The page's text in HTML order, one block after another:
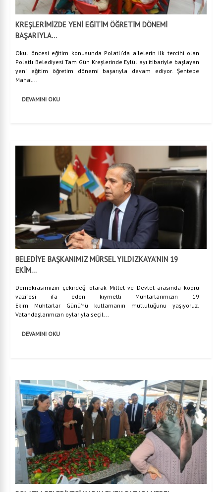
KREŞLERİMİZDE YENİ EĞİTİM ÖĞRETİM DÖNEMİ
BAŞARIYLA...
Okul öncesi eğitim konusunda Polatlı’da ailelerin ilk tercihi olan
Polatlı Belediyesi Tam Gün Kreşlerinde Eylül ayı itibariyle başlayan
yeni eğitim öğretim dönemi başarıyla devam ediyor. Şentepe
Mahal...
DEVAMINI OKU
BELEDİYE BAŞKANIMIZ MÜRSEL YILDIZKAYA’NIN 19
EKİM...
Demokrasimizin çekirdeği olarak Millet ve Devlet arasında köprü
vazifesi ifa eden kıymetli Muhtarlarımızın 19
Ekim Muhtarlar Günü’nü kutlamanın mutluluğunu yaşıyoruz.
Vatandaşlarımızın oylarıyla seçil...
DEVAMINI OKU